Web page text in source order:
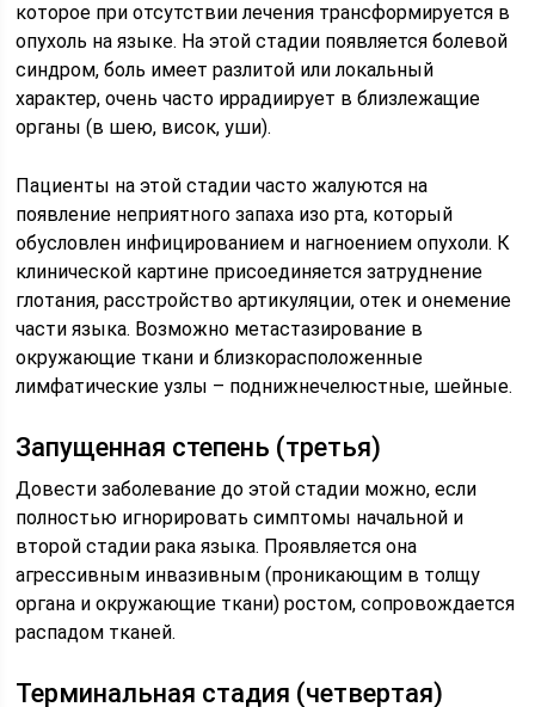
которое при отсутствии лечения трансформируется в
опухоль на языке. На этой стадии появляется болевой
синдром, боль имеет разлитой или локальный
характер, очень часто иррадиирует в близлежащие
органы (в шею, висок, уши).
Пациенты на этой стадии часто жалуются на
появление неприятного запаха изо рта, который
обусловлен инфицированием и нагноением опухоли. К
клинической картине присоединяется затруднение
глотания, расстройство артикуляции, отек и онемение
части языка. Возможно метастазирование в
окружающие ткани и близкорасположенные
лимфатические узлы – поднижнечелюстные, шейные.
Запущенная степень (третья)
Довести заболевание до этой стадии можно, если
полностью игнорировать симптомы начальной и
второй стадии рака языка. Проявляется она
агрессивным инвазивным (проникающим в толщу
органа и окружающие ткани) ростом, сопровождается
распадом тканей.
Терминальная стадия (четвертая)